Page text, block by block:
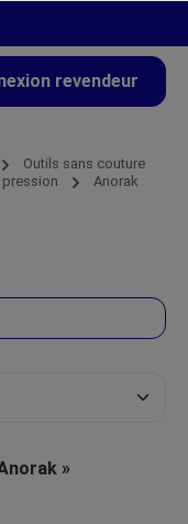
revendeur
Outils sans couture
Anorak
»